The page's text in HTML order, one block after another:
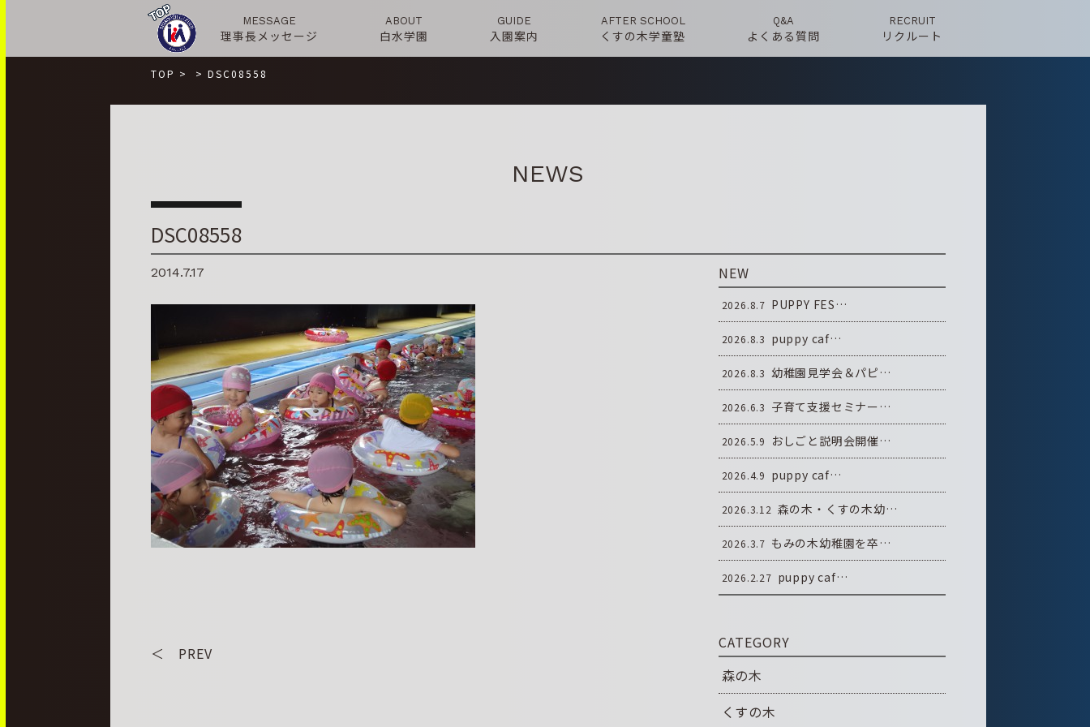
MESSAGE
理事長メッセージ
ABOUT
白水学園
GUIDE
入園案内
AFTER SCHOOL
くすの木学童塾
Q&A
よくある質問
RECRUIT
リクルート
TOP > > DSC08558
NEWS
DSC08558
2014.7.17
＜ PREV
NEW
2026.8.7 PUPPY FES…
2026.8.3 puppy caf…
2026.8.3 幼稚園見学会＆パピ…
2026.6.3 子育て支援セミナー…
2026.5.9 おしごと説明会開催…
2026.4.9 puppy caf…
2026.3.12 森の木・くすの木幼…
2026.3.7 もみの木幼稚園を卒…
2026.2.27 puppy caf…
CATEGORY
森の木
くすの木